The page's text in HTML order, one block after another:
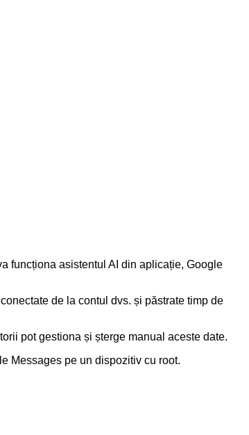
funcționa asistentul AI din aplicație, Google
de la contul dvs. și păstrate timp de
pot gestiona și șterge manual aceste date.
Messages pe un dispozitiv cu root.